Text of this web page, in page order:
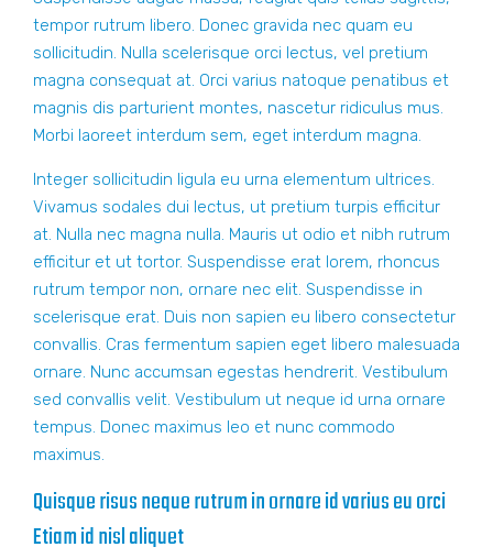
tempor rutrum libero. Donec gravida nec quam eu
sollicitudin. Nulla scelerisque orci lectus, vel pretium
magna consequat at. Orci varius natoque penatibus et
magnis dis parturient montes, nascetur ridiculus mus.
Morbi laoreet interdum sem, eget interdum magna.
Integer sollicitudin ligula eu urna elementum ultrices.
Vivamus sodales dui lectus, ut pretium turpis efficitur
at. Nulla nec magna nulla. Mauris ut odio et nibh rutrum
efficitur et ut tortor. Suspendisse erat lorem, rhoncus
rutrum tempor non, ornare nec elit. Suspendisse in
scelerisque erat. Duis non sapien eu libero consectetur
convallis. Cras fermentum sapien eget libero malesuada
ornare. Nunc accumsan egestas hendrerit. Vestibulum
sed convallis velit. Vestibulum ut neque id urna ornare
tempus. Donec maximus leo et nunc commodo
maximus.
Quisque risus neque rutrum in ornare id varius eu orci
Etiam id nisl aliquet